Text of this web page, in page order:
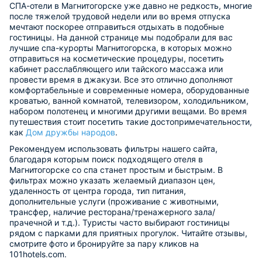
СПА-отели в Магнитогорске уже давно не редкость, многие
после тяжелой трудовой недели или во время отпуска
мечтают поскорее отправиться отдыхать в подобные
гостиницы. На данной странице мы подобрали для вас
лучшие спа-курорты Магнитогорска, в которых можно
отправиться на косметические процедуры, посетить
кабинет расслабляющего или тайского массажа или
провести время в джакузи. Все это отлично дополняют
комфортабельные и современные номера, оборудованные
кроватью, ванной комнатой, телевизором, холодильником,
набором полотенец и многими другими вещами. Во время
путешествия стоит посетить такие достопримечательности,
как Дом дружбы народов.
Рекомендуем использовать фильтры нашего сайта,
благодаря которым поиск подходящего отеля в
Магнитогорске со спа станет простым и быстрым. В
фильтрах можно указать желаемый диапазон цен,
удаленность от центра города, тип питания,
дополнительные услуги (проживание с животными,
трансфер, наличие ресторана/тренажерного зала/
прачечной и т.д.). Туристы часто выбирают гостиницы
рядом с парками для приятных прогулок. Читайте отзывы,
смотрите фото и бронируйте за пару кликов на
101hotels.com.